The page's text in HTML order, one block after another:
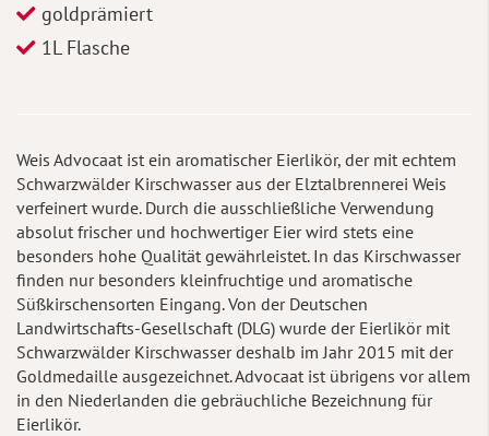
goldprämiert
1L Flasche
Weis Advocaat ist ein aromatischer Eierlikör, der mit echtem
Schwarzwälder Kirschwasser aus der Elztalbrennerei Weis
verfeinert wurde. Durch die ausschließliche Verwendung
absolut frischer und hochwertiger Eier wird stets eine
besonders hohe Qualität gewährleistet. In das Kirschwasser
finden nur besonders kleinfruchtige und aromatische
Süßkirschensorten Eingang. Von der Deutschen
Landwirtschafts-Gesellschaft (DLG) wurde der Eierlikör mit
Schwarzwälder Kirschwasser deshalb im Jahr 2015 mit der
Goldmedaille ausgezeichnet. Advocaat ist übrigens vor allem
in den Niederlanden die gebräuchliche Bezeichnung für
Eierlikör.